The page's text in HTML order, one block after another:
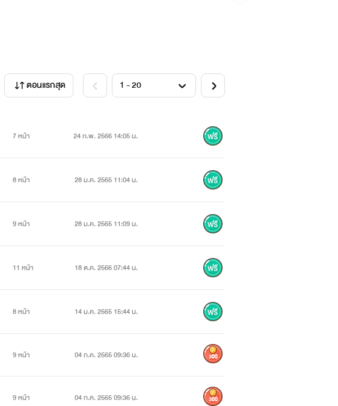
ตอนแรกสุด
7 หน้า 24 ก.พ. 2566 14:05 น.
8 หน้า 28 ม.ค. 2565 11:04 น.
9 หน้า 28 ม.ค. 2565 11:09 น.
11 หน้า 18 ต.ค. 2566 07:44 น.
8 หน้า 14 ม.ค. 2565 15:44 น.
9 หน้า 04 ก.ค. 2565 09:36 น. 300
9 หน้า 04 ก.ค. 2565 09:36 น. 300